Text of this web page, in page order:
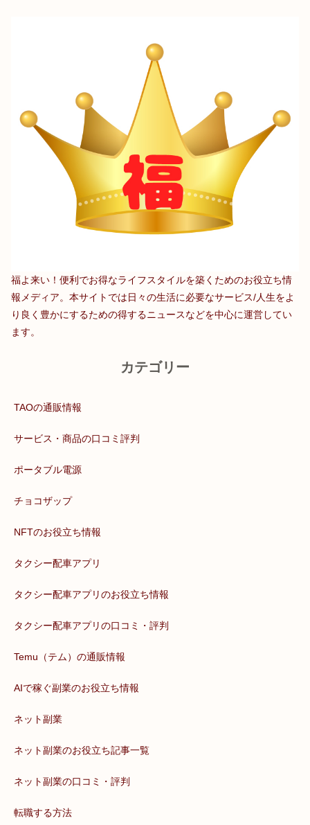
福よ来い！便利でお得なライフスタイルを築くためのお役立ち情
報メディア。本サイトでは日々の生活に必要なサービス/人生をよ
り良く豊かにするための得するニュースなどを中心に運営してい
ます。
カテゴリー
TAOの通販情報
サービス・商品の口コミ評判
ポータブル電源
チョコザップ
NFTのお役立ち情報
タクシー配車アプリ
タクシー配車アプリのお役立ち情報
タクシー配車アプリの口コミ・評判
Temu（テム）の通販情報
AIで稼ぐ副業のお役立ち情報
ネット副業
ネット副業のお役立ち記事一覧
ネット副業の口コミ・評判
転職する方法